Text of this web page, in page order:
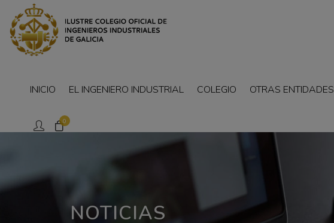
0
INICIO EL INGENIERO INDUSTRIAL COLEGIO OTRAS ENTIDADES
NOTICIAS